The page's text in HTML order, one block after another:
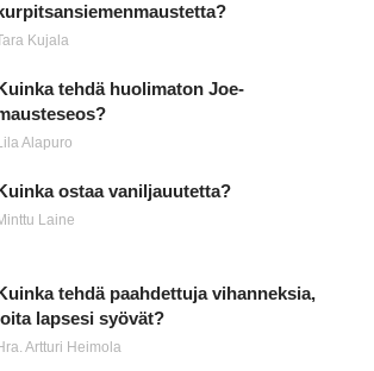
Kujala
tehdä huolimaton Joe-
Alapuro
ostaa vaniljauutetta?
Laine
tehdä paahdettuja vihanneksia,
lapsesi syövät?
Artturi Heimola